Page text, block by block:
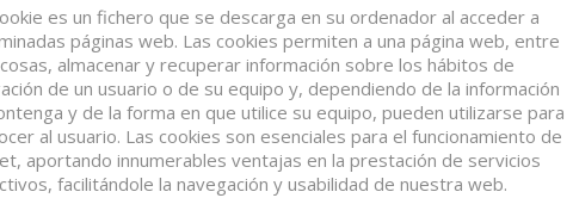
es un fichero que se descarga en su ordenador al acceder a
páginas web. Las cookies permiten a una página web, entre
almacenar y recuperar información sobre los hábitos de
de un usuario o de su equipo y, dependiendo de la información
y de la forma en que utilice su equipo, pueden utilizarse para
al usuario. Las cookies son esenciales para el funcionamiento de
aportando innumerables ventajas en la prestación de servicios
facilitándole la navegación y usabilidad de nuestra web.